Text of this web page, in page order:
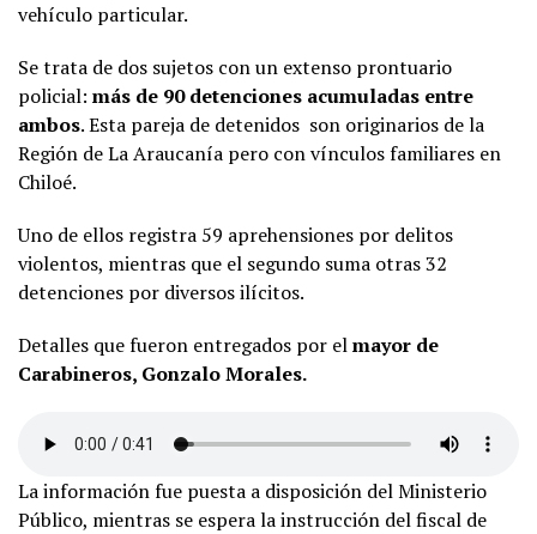
vehículo particular.
Se trata de dos sujetos con un extenso prontuario
policial: más de 90 detenciones acumuladas entre
ambos. Esta pareja de detenidos son originarios de la
Región de La Araucanía pero con vínculos familiares en
Chiloé.
Uno de ellos registra 59 aprehensiones por delitos
violentos, mientras que el segundo suma otras 32
detenciones por diversos ilícitos.
Detalles que fueron entregados por elmayor de
Carabineros, Gonzalo Morales.
La información fue puesta a disposición del Ministerio
Público, mientras se espera la instrucción del fiscal de